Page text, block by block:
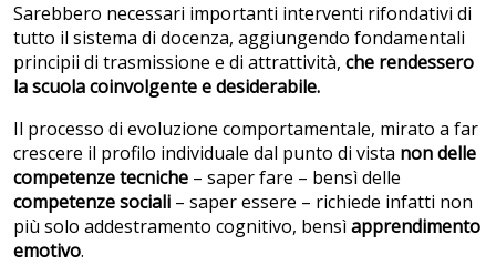
Sarebbero necessari importanti interventi rifondativi di
tutto il sistema di docenza, aggiungendo fondamentali
principii di trasmissione e di attrattività, che rendessero
la scuola coinvolgente e desiderabile.
Il processo di evoluzione comportamentale, mirato a far
crescere il profilo individuale dal punto di vista non delle
competenze tecniche – saper fare – bensì delle
competenze sociali – saper essere – richiede infatti non
più solo addestramento cognitivo, bensìapprendimento
emotivo.